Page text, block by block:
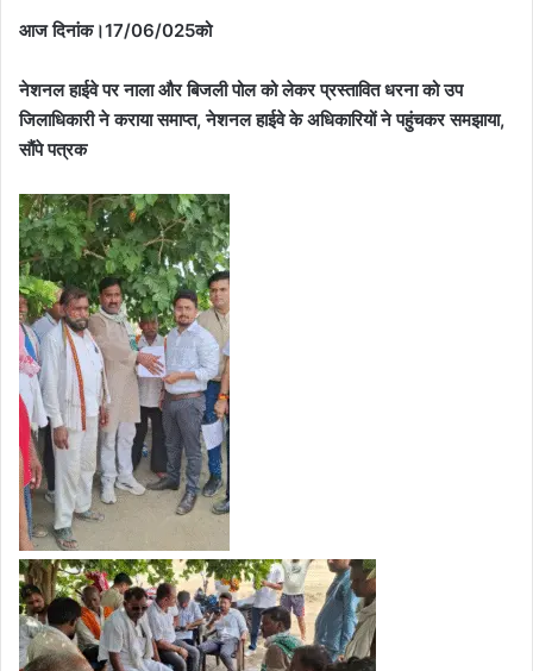
आज दिनांक।17/06/025को
नेशनल हाईवे पर नाला और बिजली पोल को लेकर प्रस्तावित धरना को उप
जिलाधिकारी ने कराया समाप्त, नेशनल हाईवे के अधिकारियों ने पहुंचकर समझाया,
सौंपे पत्रक